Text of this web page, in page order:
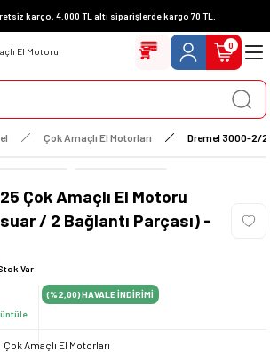
kargo, 4.000 TL altı siparişlerde kargo 70 TL.
0
Çok Amaçlı El Motorları Dremel 3000-2/
Çok Amaçlı El Motoru
/ 2 Bağlantı Parçası) -
Var
(%2,00)HAVALE İNDİRİMİ
Çok Amaçlı El Motorları